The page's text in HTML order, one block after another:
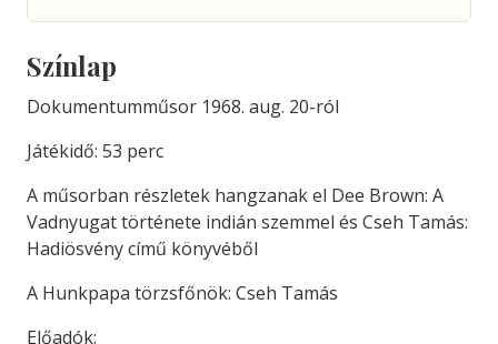
Színlap
Dokumentumműsor 1968. aug. 20-ról
Játékidő: 53 perc
A műsorban részletek hangzanak el Dee Brown: A
Vadnyugat története indián szemmel és Cseh Tamás:
Hadiösvény című könyvéből
A Hunkpapa törzsfőnök: Cseh Tamás
Előadók: